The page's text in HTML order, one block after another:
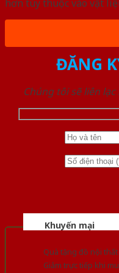
hơn tùy thuộc vào vật
ĐĂNG
Chúng tôi sẽ liên
Khuyến mại
Quà tặng đồ nội
Giảm trực tiếp khi